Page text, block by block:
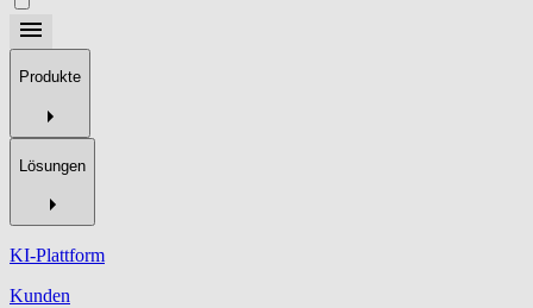
Produkte
Lösungen
KI-Plattform
Kunden